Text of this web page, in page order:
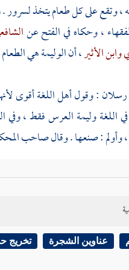
، وتقع على كل طعام يتخذ لسرور .
، وحكاه في الفتح عن
وابن الأثير، أن الوليمة هي
: وقول أهل اللغة أقوى
في اللغة وليمة العرس فقط ،
وأولم : صنعها . وقال صاحب
القول بهالقرطبيعن مذهب
المغني أنها سنة ، وكذلك حكي في
حزمعن أهل الظاهر . وقال
عناوين الشجرة تخريج